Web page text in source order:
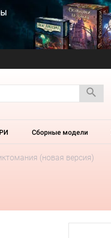
Сборные модели
(новая версия)